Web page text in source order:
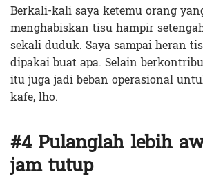
Berkali-kali saya ketemu orang
menghabiskan tisu hampir
sekali duduk. Saya sampai heran
dipakai buat apa. Selain
itu juga jadi beban operasional
kafe, lho.
#4 Pulanglah lebih
jam tutup